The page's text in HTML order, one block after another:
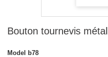
Bouton tournevis
Model
b78